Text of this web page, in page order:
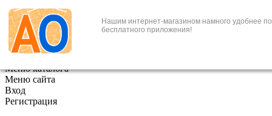
Нашим интернет-магазином намного удобнее
бесплатного приложения!
+7 (495) 646-888-1
В корзине 0 товаров
Меню каталога
Меню сайта
Вход
Регистрация